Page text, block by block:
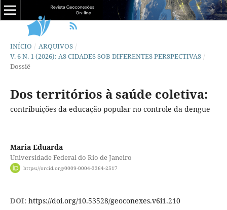
INÍCIO / ARQUIVOS /
V. 6 N. 1 (2026): AS CIDADES SOB DIFERENTES PERSPECTIVAS /
Dossiê
Dos territórios à saúde coletiva:
contribuições da educação popular no controle da dengue
Maria Eduarda
Universidade Federal do Rio de Janeiro
https://orcid.org/0009-0004-3364-2517
DOI: https://doi.org/10.53528/geoconexes.v6i1.210